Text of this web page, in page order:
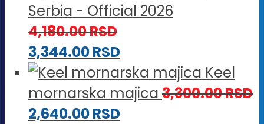
Serbia - Official 2026
4,180.00RSD
3,344.00RSD
Keel
mornarska majica 3,300.00RSD
2,640.00RSD